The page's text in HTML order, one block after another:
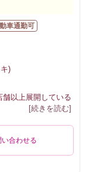
車通勤可
)
以上展開している
[続きを読む]
い合わせる